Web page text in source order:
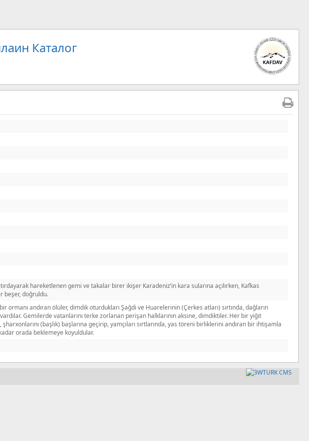
Каталог
hareketlenen gemi ve takalar birer ikişer Karadeniz’in kara sularına açılırken, Kafkas
beşer, doğruldu.
ormanı andıran ölüler, dimdik oturdukları Şağdi ve Huarelerinin (Çerkes atları) sırtında, dağların
Gemilerde vatanlarını terke zorlanan perişan halklarının aksine, dimdiktiler. Her bir yiğit
(başlık) başlarına geçirip, yamçıları sırtlarında, yas töreni birliklerini andıran bir ihtişamla
orada beklemeye koyuldular.